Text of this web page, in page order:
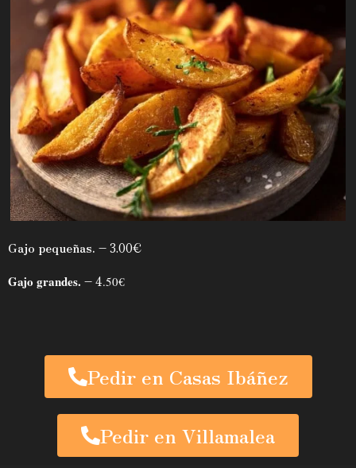
Gajo pequeñas. – 3.00€
Gajo grandes. – 4.50€
Pedir en Casas Ibáñez
Pedir en Villamalea